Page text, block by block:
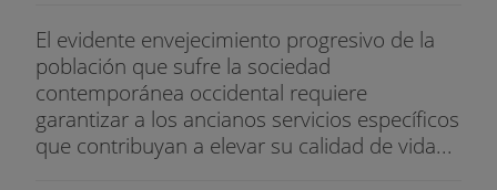
El evidente envejecimiento progresivo de la
población que sufre la sociedad
contemporánea occidental requiere
garantizar a los ancianos servicios específicos
que contribuyan a elevar su calidad de vida...